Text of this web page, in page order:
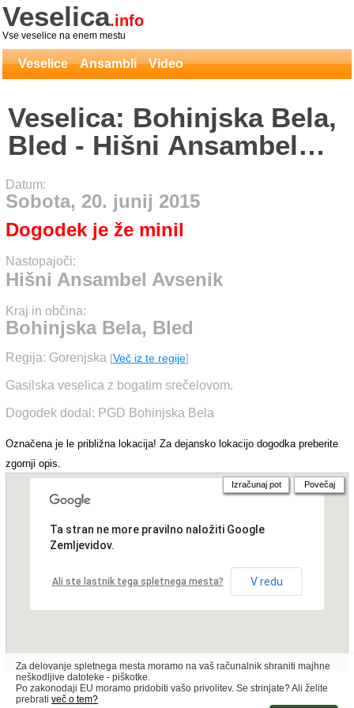
Veselica.info
Vse veselice na enem mestu
Veselice Ansambli Video
Veselica: Bohinjska Bela,
Bled - Hišni Ansambel
Avsenik
Datum:
Sobota, 20. junij 2015
Dogodek je že minil
Nastopajoči:
Hišni Ansambel Avsenik
Kraj in občina:
Bohinjska Bela, Bled
Regija: Gorenjska [Več iz te regije]
Gasilska veselica z bogatim srečelovom.
Dogodek dodal: PGD Bohinjska Bela
Označena je le približna lokacija! Za dejansko lokacijo dogodka preberite
zgornji opis.
Ta stran ne more pravilno naložiti Google
Zemljevidov.
Ali ste lastnik tega spletnega mesta? V redu
Izračunaj pot Povečaj
Za delovanje spletnega mesta moramo na vaš računalnik shraniti majhne
neškodljive datoteke - piškotke.
Po zakonodaji EU moramo pridobiti vašo privolitev. Se strinjate? Ali želite
prebrati več o tem?